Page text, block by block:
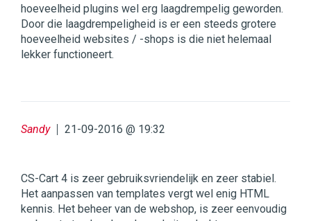
hoeveelheid plugins wel erg laagdrempelig geworden.
Door die laagdrempeligheid is er een steeds grotere
hoeveelheid websites / -shops is die niet helemaal
lekker functioneert.
Sandy 21-09-2016 @ 19:32
CS-Cart 4 is zeer gebruiksvriendelijk en zeer stabiel.
Het aanpassen van templates vergt wel enig HTML
kennis. Het beheer van de webshop, is zeer eenvoudig